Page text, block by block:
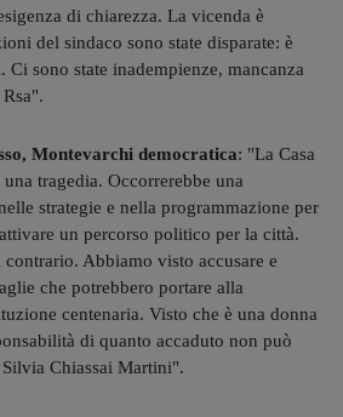
di chiarezza. La vicenda è
del sindaco sono state disparate: è
Ci sono state inadempienze, mancanza
Montevarchi democratica: "La Casa
tragedia. Occorrerebbe una
strategie e nella programmazione per
un percorso politico per la città.
Abbiamo visto accusare e
che potrebbero portare alla
centenaria. Visto che è una donna
di quanto accaduto non può
Silvia Chiassai Martini".